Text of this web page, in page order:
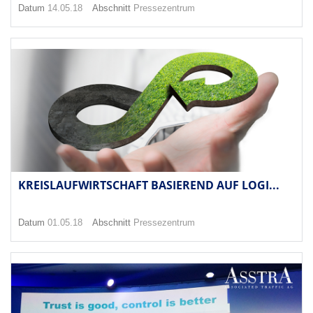
Datum 14.05.18 Abschnitt Pressezentrum
KREISLAUFWIRTSCHAFT BASIEREND AUF LOGI...
Datum 01.05.18 Abschnitt Pressezentrum